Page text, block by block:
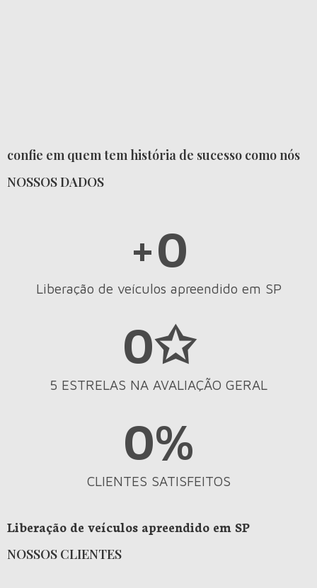
confie em quem tem história de sucesso como nós
NOSSOS DADOS
Liberação de veículos apreendido em SP
+0
5 ESTRELAS NA AVALIAÇÃO GERAL
0✩
CLIENTES SATISFEITOS
0%
Liberação de veículos apreendido em SP
NOSSOS CLIENTES